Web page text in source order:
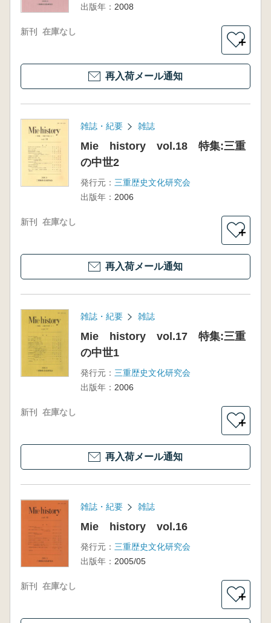
出版年： 2008
新刊 在庫なし
＋
再入荷メール通知
雑誌・紀要 雑誌
Mie history vol.18 特集:三重
の中世2
発行元： 三重歴史文化研究会
出版年： 2006
新刊 在庫なし
＋
再入荷メール通知
雑誌・紀要 雑誌
Mie history vol.17 特集:三重
の中世1
発行元： 三重歴史文化研究会
出版年： 2006
新刊 在庫なし
＋
再入荷メール通知
雑誌・紀要 雑誌
Mie history vol.16
発行元： 三重歴史文化研究会
出版年： 2005/05
新刊 在庫なし
＋